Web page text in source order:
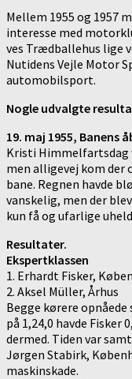
Mellem 1955 og 1957
interesse med
ves Trædballehus lige
Nutidens Vejle Motor
automobilsport.
Nogle udvalgte
19. maj 1955, Banens
Kristi Himmelfartsdag
men alligevej kom der
bane. Regnen havde
vanskelig, men der
kun få og ufarlige
Resultater.
Ekspertklassen
1. Erhardt Fisker,
2. Aksel Müller, Århus
Begge kørere
på 1,24,0 havde Fisker
dermed. Tiden var
Jørgen Stabirk,
maskinskade.